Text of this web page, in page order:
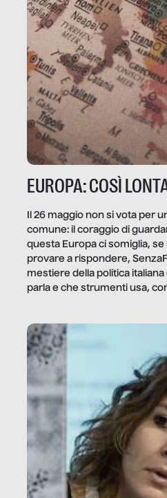
EUROPA: COSÌ
Il 26 maggio non si vota per
comune: il coraggio di
questa Europa ci somiglia, se
provare a rispondere,
mestiere della politica
parla e che strumenti usa,